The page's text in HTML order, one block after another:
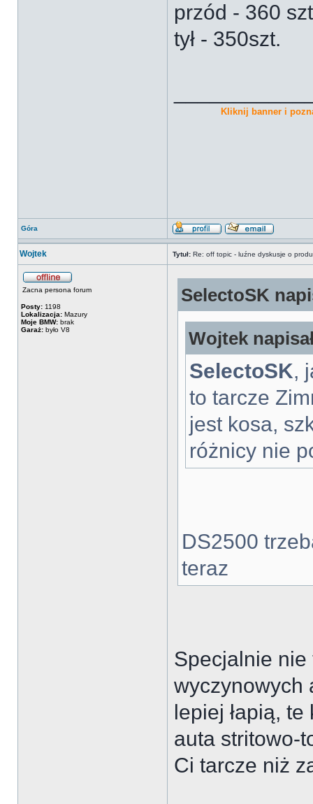
przód - 360
tył - 350szt.
Kliknij banner i
Góra
Wojtek Tytuł: Re: off topic - luźne dyskusje o
Zacna persona forum
Posty: 1198
Lokalizacja: Mazury
Moje BMW: brak
Garaż: było V8
SelectoSK
Wojtek
SelectoSK,
to tarcze
jest kosa,
różnicy nie
DS2500
teraz
Specjalnie
wyczynowych
lepiej łapią,
auta stritowo-
Ci tarcze niż